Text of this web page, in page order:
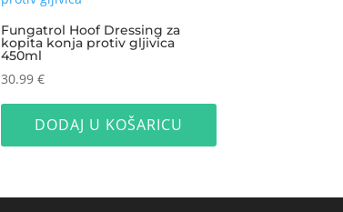
Fungatrol Hoof Dressing za
kopita konja protiv gljivica
450ml
30.99€
DODAJ U KOŠARICU